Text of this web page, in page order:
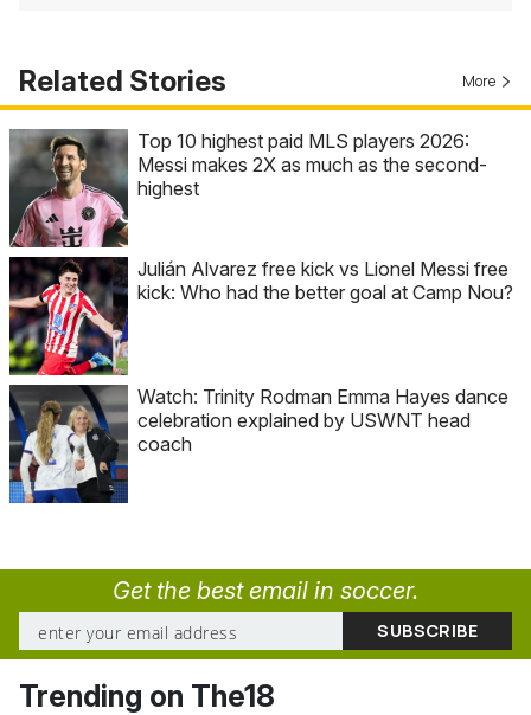
Related Stories More
Top 10 highest paid MLS players 2026:
Messi makes 2X as much as the second-
highest
Julián Alvarez free kick vs Lionel Messi free
kick: Who had the better goal at Camp Nou?
Watch: Trinity Rodman Emma Hayes dance
celebration explained by USWNT head
coach
Get the best email in soccer.
Trending on The18